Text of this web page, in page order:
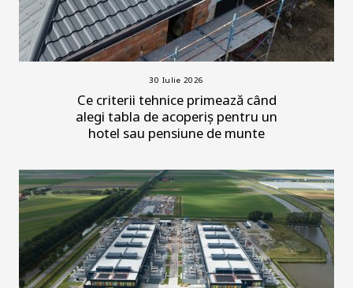
30 Iulie 2026
Ce criterii tehnice primează când
alegi tabla de acoperiș pentru un
hotel sau pensiune de munte